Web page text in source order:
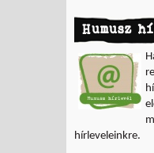
Humusz
hírleveleinkre.